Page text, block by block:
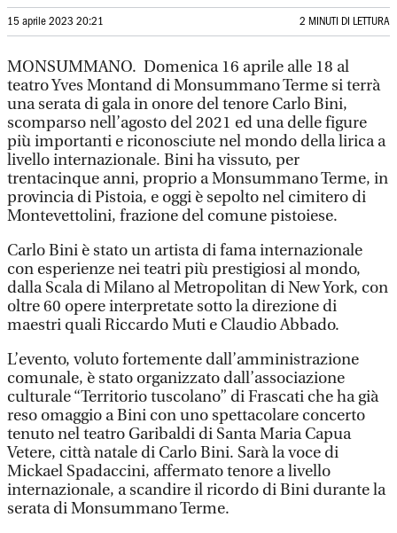
15 aprile 2023 20:21 2 MINUTI DI LETTURA
MONSUMMANO. Domenica 16 aprile alle 18 al
teatro Yves Montand di Monsummano Terme si terrà
una serata di gala in onore del tenore Carlo Bini,
scomparso nell’agosto del 2021 ed una delle figure
più importanti e riconosciute nel mondo della lirica a
livello internazionale. Bini ha vissuto, per
trentacinque anni, proprio a Monsummano Terme, in
provincia di Pistoia, e oggi è sepolto nel cimitero di
Montevettolini, frazione del comune pistoiese.
Carlo Bini è stato un artista di fama internazionale
con esperienze nei teatri più prestigiosi al mondo,
dalla Scala di Milano al Metropolitan di New York, con
oltre 60 opere interpretate sotto la direzione di
maestri quali Riccardo Muti e Claudio Abbado.
L’evento, voluto fortemente dall’amministrazione
comunale, è stato organizzato dall’associazione
culturale “Territorio tuscolano” di Frascati che ha già
reso omaggio a Bini con uno spettacolare concerto
tenuto nel teatro Garibaldi di Santa Maria Capua
Vetere, città natale di Carlo Bini. Sarà la voce di
Mickael Spadaccini, affermato tenore a livello
internazionale, a scandire il ricordo di Bini durante la
serata di Monsummano Terme.